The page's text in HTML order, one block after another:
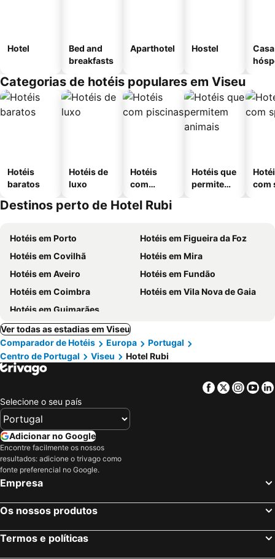
Hotel
Bed and
breakfasts
Aparthotel Hostel
Categorias de hotéis populares em Viseu
Hotéis
baratos
Hotéis de
luxo
Hotéis
com
Hotéis que
permitem
com
Destinos perto de Hotel Rubi
Hotéis em Porto
Hotéis em Figueira da Foz
Hotéis em Covilhã
Hotéis em Mira
Hotéis em Aveiro
Hotéis em Fundão
Hotéis em Coimbra
Hotéis em Vila Nova de Gaia
Hotéis em Guimarães
Ver todas as estadias em Viseu
Comparador de Hotéis
Europa
Portugal
Centro de Portugal
Viseu Hotel Rubi
Facebook
Twitter
Selecione o seu país
Adicionar no Google
Encontre facilmente os nossos
resultados: adicione o trivago como
fonte preferencial no Google.
Empresa
Os nossos produtos
Termos e políticas